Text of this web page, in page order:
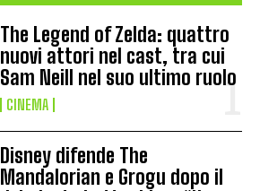
The Legend of Zelda: quattro
nuovi attori nel cast, tra cui
Sam Neill nel suo ultimo ruolo
CINEMA
Disney difende The
Mandalorian e Grogu dopo il